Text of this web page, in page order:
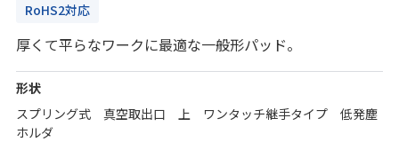
RoHS2対応
厚くて平らなワークに最適な一般形パッド。
形状
スプリング式 真空取出口 上 ワンタッチ継手タイプ 低発塵
ホルダ